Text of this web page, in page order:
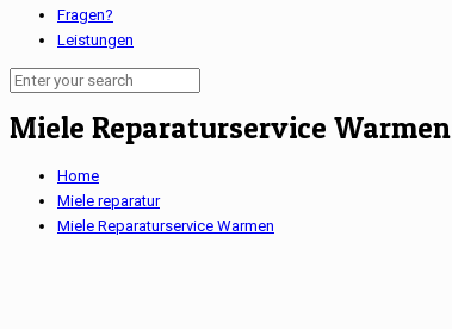
Fragen?
Leistungen
Miele Reparaturservice Warmen
Home
Miele reparatur
Miele Reparaturservice Warmen